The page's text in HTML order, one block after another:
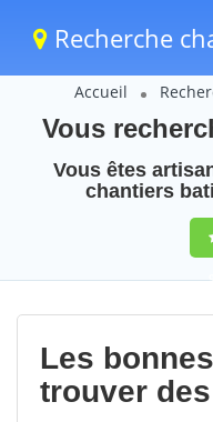
Recherche
Accueil
Vous
Vous êtes
chantiers
Les
trouver